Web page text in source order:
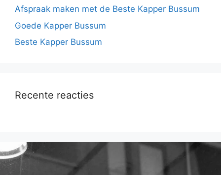
Afspraak maken met de Beste Kapper Bussum
Goede Kapper Bussum
Beste Kapper Bussum
Recente reacties